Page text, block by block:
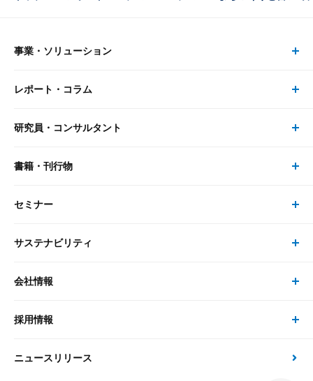
事業・ソリューション
事業・ソリューション トップ
リサーチ
大和総研の強み
先端テクノロジーに基づく新たな価値の創出
レポート・コラム
レポート・コラム トップ
最新のレポート・コラム
政策分析
研究員・コンサルタント
研究員・コンサルタント トップ
研究員
書籍・刊行物
書籍・刊行物 トップ
書籍
セミナー
セミナー トップ
現在受付中のセミナー・イベント
サステナビリティ
サステナビリティの取り組み
次世代社会への貢献
会社情報
会社情報 トップ
会社概要・役員一覧
採用情報
採用情報 トップ
ニュースリリース